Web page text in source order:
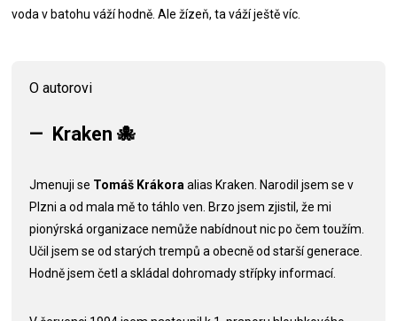
voda v batohu váží hodně. Ale žízeň, ta váží ještě víc.
O autorovi
— Kraken 🐙
Jmenuji se Tomáš Krákora alias Kraken. Narodil jsem se v
Plzni a od mala mě to táhlo ven. Brzo jsem zjistil, že mi
pionýrská organizace nemůže nabídnout nic po čem toužím.
Učil jsem se od starých trempů a obecně od starší generace.
Hodně jsem četl a skládal dohromady střípky informací.